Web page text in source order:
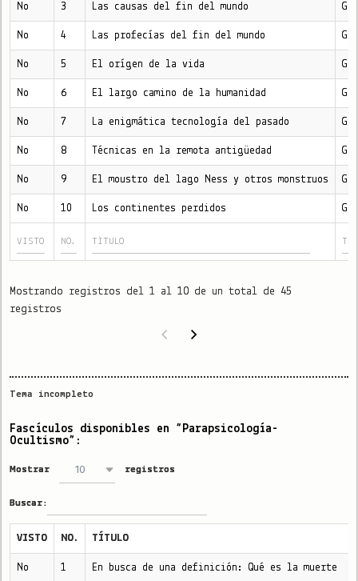
No 3 Las causas del fin del mundo
No 4 Las profecías del fin del mundo
No 5 El orígen de la vida
No 6 El largo camino de la humanidad
No 7 La enigmática tecnología del pasado
No 8 Técnicas en la remota antigüedad
No 9 El moustro del lago Ness y otros monstruos
No 10 Los continentes perdidos
Mostrando registros del 1 al 10 de un total de 45
registros
Tema incompleto
Fascículos disponibles en “Parapsicología-
Ocultismo”:
Mostrar 10 registros
Buscar:
VISTO NO. TÍTULO
No 1 En busca de una definición: Qué es la muerte